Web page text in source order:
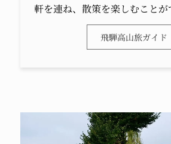
軒を連ね、散策を楽しむことが
飛騨高山旅ガイド